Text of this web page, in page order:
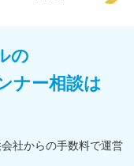
の
ナー相談は
社からの⼿数料で運営